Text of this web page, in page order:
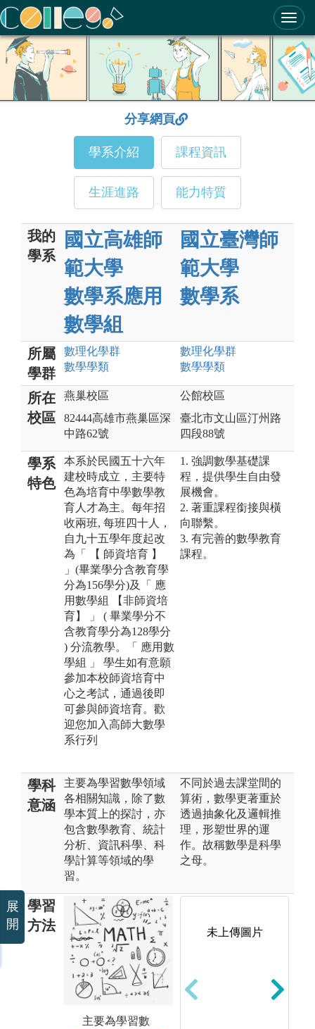
ColleGo! 大學選才與高中育才輔助系統
分享網頁
學系介紹 課程資訊
生涯進路 能力特質
我的
學系
國立高雄師
範大學
數學系應用
數學組
國立臺灣師
範大學
數學系
所屬
學群
數理化學群
數學學類
數理化學群
數學學類
所在
校區
燕巢校區
82444高雄市燕巢區深
中路62號
公館校區
臺北市文山區汀州路
四段88號
學系
特色
本系於民國五十六年
建校時成立，主要特
色為培育中學數學教
育人才為主。每年招
收兩班, 每班四十人，
自九十五學年度起改
為「 【 師資培育 】
」(畢業學分含教育學
分為156學分)及「 應
用數學組 【非師資培
育】 」 ( 畢業學分不
含教育學分為128學分
) 分流教學。「 應用數
學組 」 學生如有意願
參加本校師資培育中
心之考試，通過後即
可參與師資培育。歡
迎您加入高師大數學
系行列
1. 強調數學基礎課
程，提供學生自由發
展機會。
2. 著重課程銜接與橫
向聯繫。
3. 有完善的數學教育
課程。
學科
意涵
主要為學習數學領域
各相關知識，除了數
學本質上的探討，亦
包含數學教育、統計
分析、資訊科學、科
學計算等領域的學
習。
不同於過去課堂間的
算術，數學更著重於
透過抽象化及邏輯推
理，形塑世界的運
作。故稱數學是科學
之母。
學習
方法
主要為學習數
以計算機模擬
未上傳圖片
展
開